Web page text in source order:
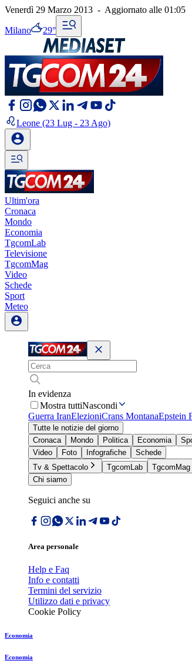
Venerdì 29 Marzo 2013 - Aggiornato alle 01:05
Milano 29°
Leone (23 Lug - 23 Ago)
Ultim'ora
Cronaca
Mondo
Economia
TgcomLab
Televisione
TgcomMag
Video
Schede
Sport
Meteo
In evidenza
Mostra tuttiNascondi
Guerra IranElezioniCrans MontanaEpstein
Tutte le notizie del giorno
Cronaca
Mondo Politica Economia
Video
Foto Infografiche
Schede
Tv & Spettacolo
TgcomLab TgcomMag
Chi siamo
Seguici anche su
Area personale
Help e Faq
Info e contatti
Termini del servizio
Utilizzo dati e privacy
Cookie Policy
Economia
Economia